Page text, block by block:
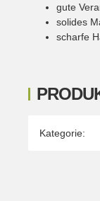
Wert
Kategorie:
gute
solides
scharfe